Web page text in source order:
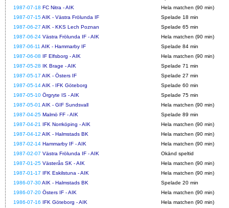
1987-07-18 FC Nitra - AIK
Hela matchen (90 min)
1987-07-15AIK - Västra Frölunda IF
Spelade 18 min
1987-06-27 AIK - KKS Lech Poznan
Spelade 65 min
1987-06-24 Västra Frölunda IF - AIK
Hela matchen (90 min)
1987-06-11 AIK - Hammarby IF
Spelade 84 min
1987-06-08 IF Elfsborg - AIK
Hela matchen (90 min)
1987-05-28 IK Brage - AIK
Spelade 71 min
1987-05-17 AIK - Östers IF
Spelade 27 min
1987-05-14AIK - IFK Göteborg
Spelade 60 min
1987-05-10 Örgryte IS - AIK
Spelade 75 min
1987-05-01 AIK - GIF Sundsvall
Hela matchen (90 min)
1987-04-25 Malmö FF - AIK
Spelade 89 min
1987-04-21 IFK Norrköping - AIK
Hela matchen (90 min)
1987-04-12 AIK - Halmstads BK
Hela matchen (90 min)
1987-02-14 Hammarby IF - AIK
Hela matchen (90 min)
1987-02-07 Västra Frölunda IF - AIK
Okänd speltid
1987-01-25 Västerås SK - AIK
Hela matchen (90 min)
1987-01-17 IFK Eskilstuna - AIK
Hela matchen (90 min)
1986-07-30AIK - Halmstads BK
Spelade 20 min
1986-07-20 Östers IF - AIK
Hela matchen (90 min)
1986-07-16 IFK Göteborg - AIK
Hela matchen (90 min)